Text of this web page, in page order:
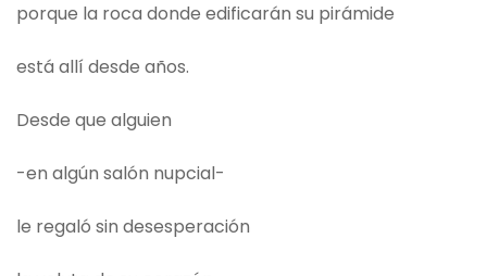
porque la roca donde edificarán su pirámide
está allí desde años.
Desde que alguien
-en algún salón nupcial-
le regaló sin desesperación